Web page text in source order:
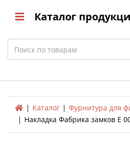
Каталог
Search
Каталог
Фурнитура для
Накладка Фабрика замков E